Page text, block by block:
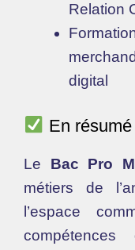
Relation
digital
En résumé
Le Bac Pro
métiers de
l’espace